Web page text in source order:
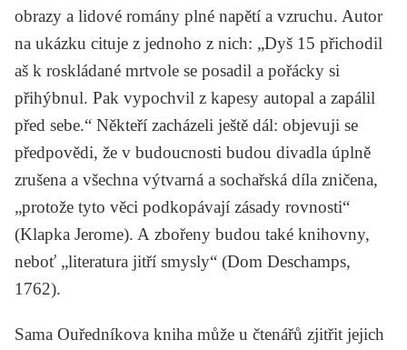
obrazy a lidové romány plné napětí a vzruchu. Autor
na ukázku cituje z jednoho z nich: „Dyš 15 přichodil
aš k roskládané mrtvole se posadil a pořácky si
přihýbnul. Pak vypochvil z kapesy autopal a zapálil
před sebe.“ Někteří zacházeli ještě dál: objevuji se
předpovědi, že v budoucnosti budou divadla úplně
zrušena a všechna výtvarná a sochařská díla zničena,
„protože tyto věci podkopávají zásady rovnosti“
(Klapka Jerome). A zbořeny budou také knihovny,
neboť „literatura jitří smysly“ (Dom Deschamps,
1762).
Sama Ouředníkova kniha může u čtenářů zjitřit jejich